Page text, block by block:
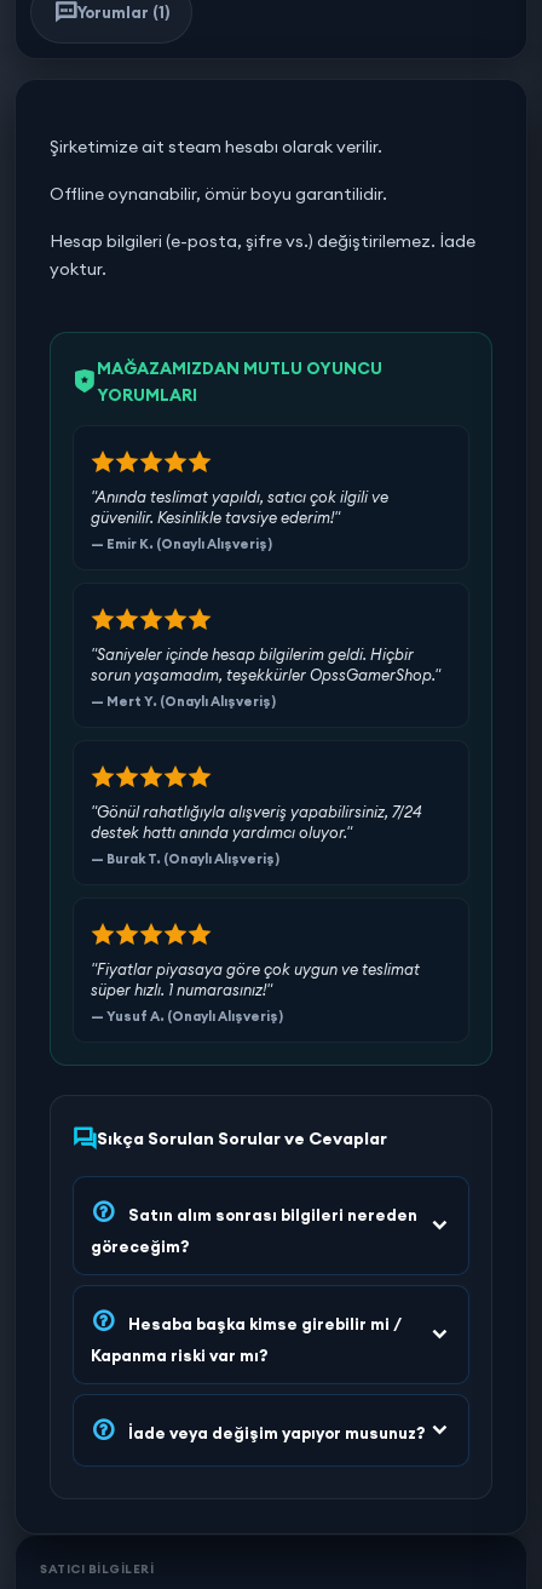
Yorumlar (1)
Şirketimize ait steam hesabı olarak verilir.
Offline oynanabilir, ömür boyu garantilidir.
Hesap bilgileri (e-posta, şifre vs.) değiştirilemez. İade
yoktur.
MAĞAZAMIZDAN MUTLU OYUNCU
YORUMLARI
"Anında teslimat yapıldı, satıcı çok ilgili ve
güvenilir. Kesinlikle tavsiye ederim!"
— Emir K. (Onaylı Alışveriş)
"Saniyeler içinde hesap bilgilerim geldi. Hiçbir
sorun yaşamadım, teşekkürler OpssGamerShop."
— Mert Y. (Onaylı Alışveriş)
"Gönül rahatlığıyla alışveriş yapabilirsiniz, 7/24
destek hattı anında yardımcı oluyor."
— Burak T. (Onaylı Alışveriş)
"Fiyatlar piyasaya göre çok uygun ve teslimat
süper hızlı. 1 numarasınız!"
— Yusuf A. (Onaylı Alışveriş)
Sıkça Sorulan Sorular ve Cevaplar
Satın alım sonrası bilgileri nereden
göreceğim?
Hesaba başka kimse girebilir mi /
Kapanma riski var mı?
İade veya değişim yapıyor musunuz?
SATICI BİLGİLERİ